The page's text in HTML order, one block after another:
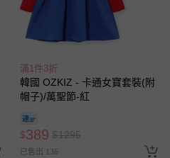
滿1件3折
韓國 OZKIZ - 卡通女寶套裝(附
帽子)/萬聖節-紅
$389 $1295
已售出 136